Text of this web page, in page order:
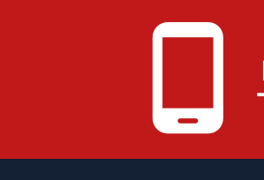
phone_android